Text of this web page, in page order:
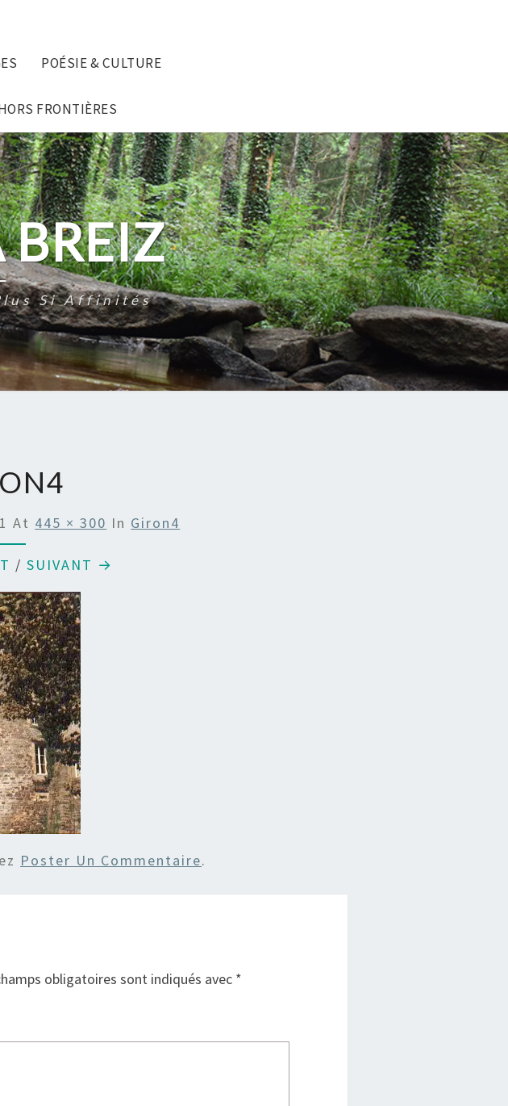
POÉSIE & CULTURE
FRONTIÈRES
BREIZ
Si Affinités
At 445 × 300 In Giron4
/ SUIVANT →
Poster Un Commentaire.
obligatoires sont indiqués avec *